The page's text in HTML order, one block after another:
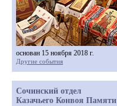
основан 15 ноября 2018 г.
Другие события
Сочинский отдел
Казачьего Конвоя Памяти